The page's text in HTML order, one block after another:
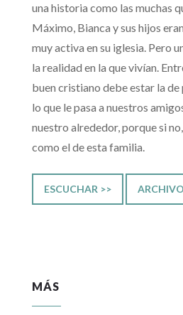
una historia como las muchas
Máximo, Bianca y sus hijos
muy activa en su iglesia. Pero
la realidad en la que vivían.
buen cristiano debe estar la
lo que le pasa a nuestros
nuestro alrededor, porque si
como el de esta familia.
ESCUCHAR >>
MÁS